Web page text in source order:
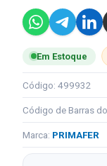
Em Estoque
Código: 499932
Código de Barras
Marca: PRIMAFER